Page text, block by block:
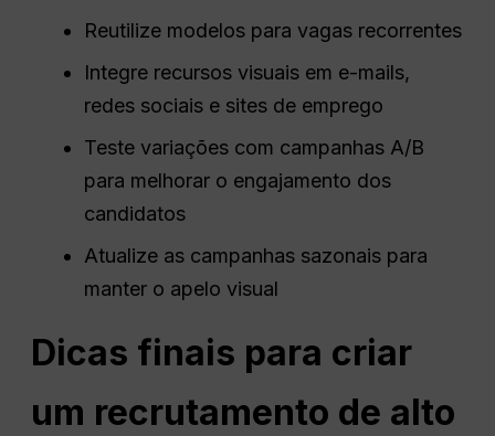
Reutilize modelos para vagas recorrentes
Integre recursos visuais em e-mails,
redes sociais e sites de emprego
Teste variações com campanhas A/B
para melhorar o engajamento dos
candidatos
Atualize as campanhas sazonais para
manter o apelo visual
Dicas finais para criar
um recrutamento de alto